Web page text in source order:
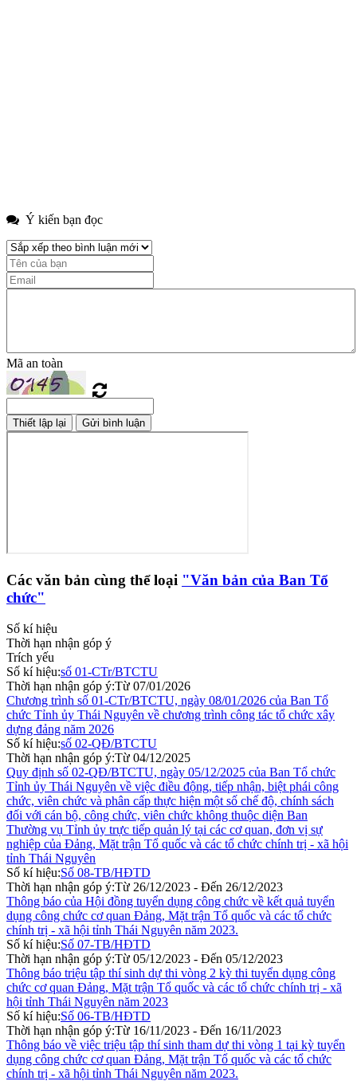
Ý kiến bạn đọc
Mã an toàn
Các văn bản cùng thể loại "Văn bản của Ban Tổ
chức"
Số kí hiệu
Thời hạn nhận góp ý
Trích yếu
Số kí hiệu:số 01-CTr/BTCTU
Thời hạn nhận góp ý:Từ 07/01/2026
Chương trình số 01-CTr/BTCTU, ngày 08/01/2026 của Ban Tổ
chức Tỉnh ủy Thái Nguyên về chương trình công tác tổ chức xây
dựng đảng năm 2026
Số kí hiệu:số 02-QĐ/BTCTU
Thời hạn nhận góp ý:Từ 04/12/2025
Quy định số 02-QĐ/BTCTU, ngày 05/12/2025 của Ban Tổ chức
Tỉnh ủy Thái Nguyên về việc điều động, tiếp nhận, biệt phái công
chức, viên chức và phân cấp thực hiện một số chế độ, chính sách
đối với cán bộ, công chức, viên chức không thuộc diện Ban
Thường vụ Tỉnh ủy trực tiếp quản lý tại các cơ quan, đơn vị sự
nghiệp của Đảng, Mặt trận Tổ quốc và các tổ chức chính trị - xã hội
tỉnh Thái Nguyên
Số kí hiệu:Số 08-TB/HĐTD
Thời hạn nhận góp ý:Từ 26/12/2023 - Đến 26/12/2023
Thông báo của Hội đồng tuyển dụng công chức về kết quả tuyển
dụng công chức cơ quan Đảng, Mặt trận Tổ quốc và các tổ chức
chính trị - xã hội tỉnh Thái Nguyên năm 2023.
Số kí hiệu:Số 07-TB/HĐTD
Thời hạn nhận góp ý:Từ 05/12/2023 - Đến 05/12/2023
Thông báo triệu tập thí sinh dự thi vòng 2 kỳ thi tuyển dụng công
chức cơ quan Đảng, Mặt trận Tổ quốc và các tổ chức chính trị - xã
hội tỉnh Thái Nguyên năm 2023
Số kí hiệu:Số 06-TB/HĐTD
Thời hạn nhận góp ý:Từ 16/11/2023 - Đến 16/11/2023
Thông báo về việc triệu tập thí sinh tham dự thi vòng 1 tại kỳ tuyển
dụng công chức cơ quan Đảng, Mặt trận Tổ quốc và các tổ chức
chính trị - xã hội tỉnh Thái Nguyên năm 2023.